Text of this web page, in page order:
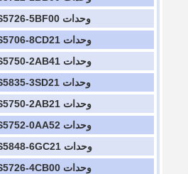
وحدات PLC 6ES5726-5BF00
وحدات PLC 6ES5706-8CD21
وحدات PLC 6ES5750-2AB41
وحدات PLC 6ES5835-3SD21
وحدات PLC 6ES5750-2AB21
وحدات PLC 6ES5752-0AA52
وحدات PLC 6ES5848-6GC21
وحدات PLC 6ES5726-4CB00